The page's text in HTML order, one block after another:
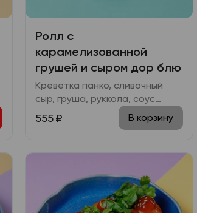
Ролл с
карамелизованной
грушей и сыром дор блю
Креветка панко, сливочный
сыр, груша, руккола, соус
унаги, сыр дор-блю, сахар
тростниковый
555 ₽ В корзину